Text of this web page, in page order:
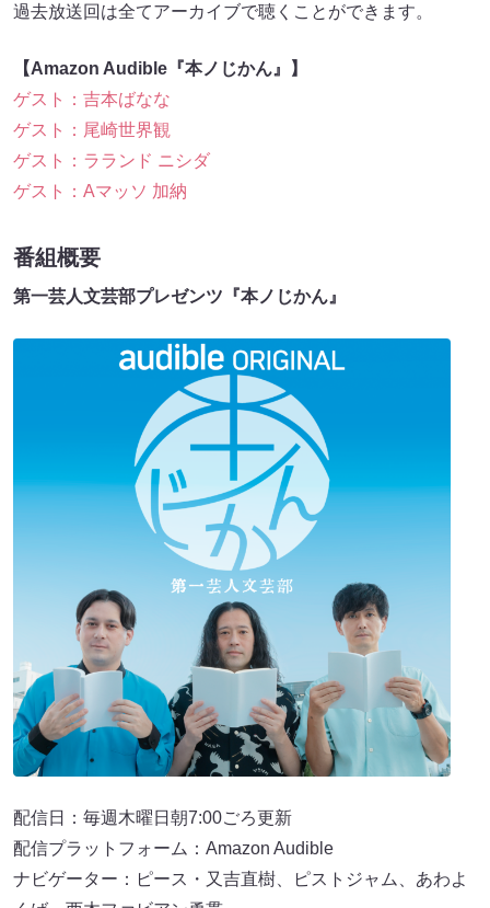
過去放送回は全てアーカイブで聴くことができます。
【Amazon Audible『本ノじかん』】
ゲスト：吉本ばなな
ゲスト：尾崎世界観
ゲスト：ラランド ニシダ
ゲスト：Aマッソ 加納
番組概要
第一芸人文芸部プレゼンツ『本ノじかん』
配信日：毎週木曜日朝7:00ごろ更新
配信プラットフォーム：Amazon Audible
ナビゲーター：ピース・又吉直樹、ピストジャム、あわよ